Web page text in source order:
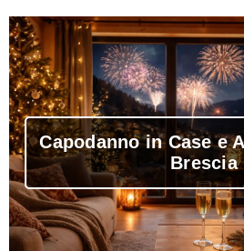
Capodanno in Case e
Brescia